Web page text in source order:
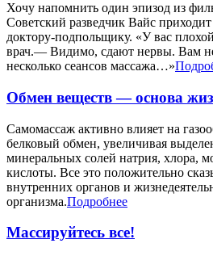
Хочу напомнить один эпизод из
Советский разведчик Вайс
доктору-подпольщику. «У вас
врач.— Видимо, сдают нервы. Вам
несколько сеансов массажа…»
Обмен веществ — основа
Самомассаж активно влияет на
белковый обмен, увеличивая
минеральных солей натрия, хлора,
кислоты. Все это положительно
внутренних органов и
организма.Подробнее
Массируйтесь все!